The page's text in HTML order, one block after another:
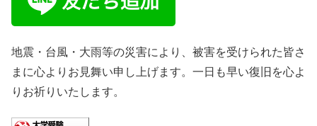
地震・台風・大雨等の災害により、被害を受けられた皆さ
まに心よりお見舞い申し上げます。一日も早い復旧を心よ
りお祈りいたします。